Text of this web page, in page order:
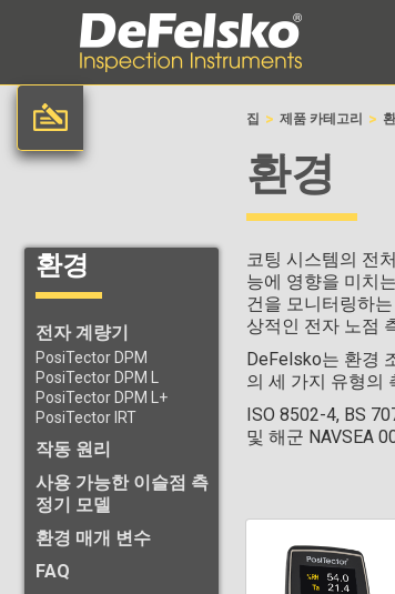
환경
전자 계량기
PosiTector DPM
PosiTector DPM L
PosiTector DPM L+
PosiTector IRT
작동 원리
사용 가능한 이슬점 측
정기 모델
환경 매개 변수
FAQ
집 > 제품 카테고리 >
환경
코팅 시스템의 전
능에 영향을 미치
건을 모니터링하
상적인 전자 노점
DeFelsko는 환경
의 세 가지 유형의
ISO 8502-4, BS
및 해군 NAVSEA